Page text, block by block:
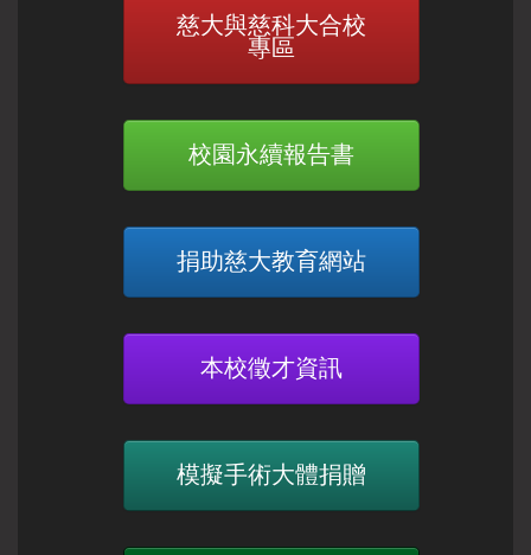
慈大與慈科大合校
專區
校園永續報告書
捐助慈大教育網站
本校徵才資訊
模擬手術大體捐贈